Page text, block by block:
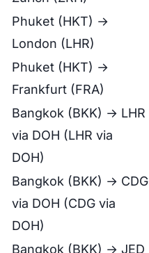
Phuket (HKT) →
London (LHR)
Phuket (HKT) →
Frankfurt (FRA)
Bangkok (BKK) → LHR
via DOH (LHR via
DOH)
Bangkok (BKK) → CDG
via DOH (CDG via
DOH)
Bangkok (BKK) → JED